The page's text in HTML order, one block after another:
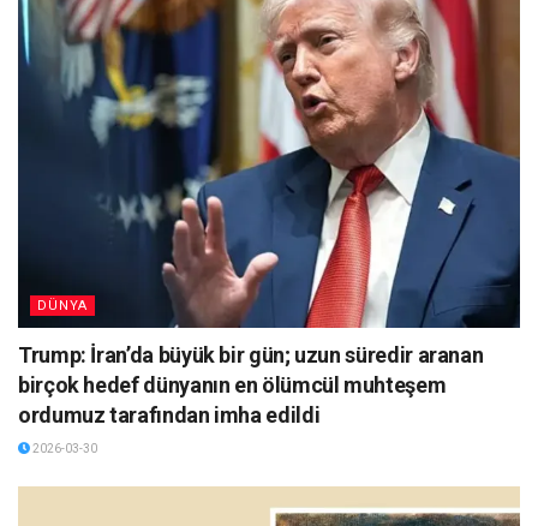
DÜNYA
Trump: İran’da büyük bir gün; uzun süredir aranan
birçok hedef dünyanın en ölümcül muhteşem
ordumuz tarafından imha edildi
2026-03-30